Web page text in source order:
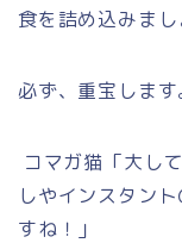
食を詰め込みまし
必ず、重宝します
コマガ猫「大し
しやインスタン
すね！」